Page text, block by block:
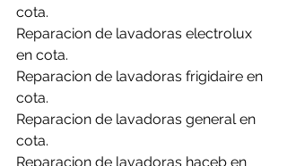
cota.
Reparacion de lavadoras electrolux
en cota.
Reparacion de lavadoras frigidaire en
cota.
Reparacion de lavadoras general en
cota.
Reparacion de lavadoras haceb en